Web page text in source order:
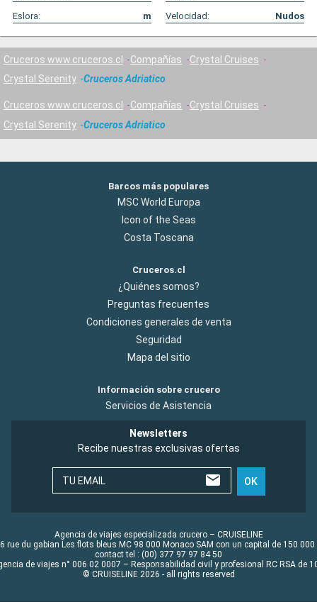
Eslora:
m Velocidad: Nudos
Cruceros www.cruceros.cl Compañías
Crystal Cruises
Crystal Serenity
Cruceros Adriatico
Cruceros www.cruceros.cl Compañías
Crystal Cruises
Crystal Serenity
Cruceros Adriatico
Barcos más populares
MSC World Europa
Icon of the Seas
Costa Toscana
Cruceros.cl
¿Quiénes somos?
Preguntas frecuentes
Condiciones generales de venta
Seguridad
Mapa del sitio
Información sobre crucero
Servicios de Asistencia
Newsletters
Recibe nuestras exclusivas ofertas
TU EMAIL OK
Agencia de viajes especializada crucero – CRUISELINE
rue du gabian Les flots bleus MC 98 000 Monaco SAM con un capital de 150 000
contact tel : (00) 377 97 97 84 50
de viajes n° 006 02 0007 – Responsabilidad civil y profesional RC RSA de
© CRUISELINE 2026 - all rights reserved